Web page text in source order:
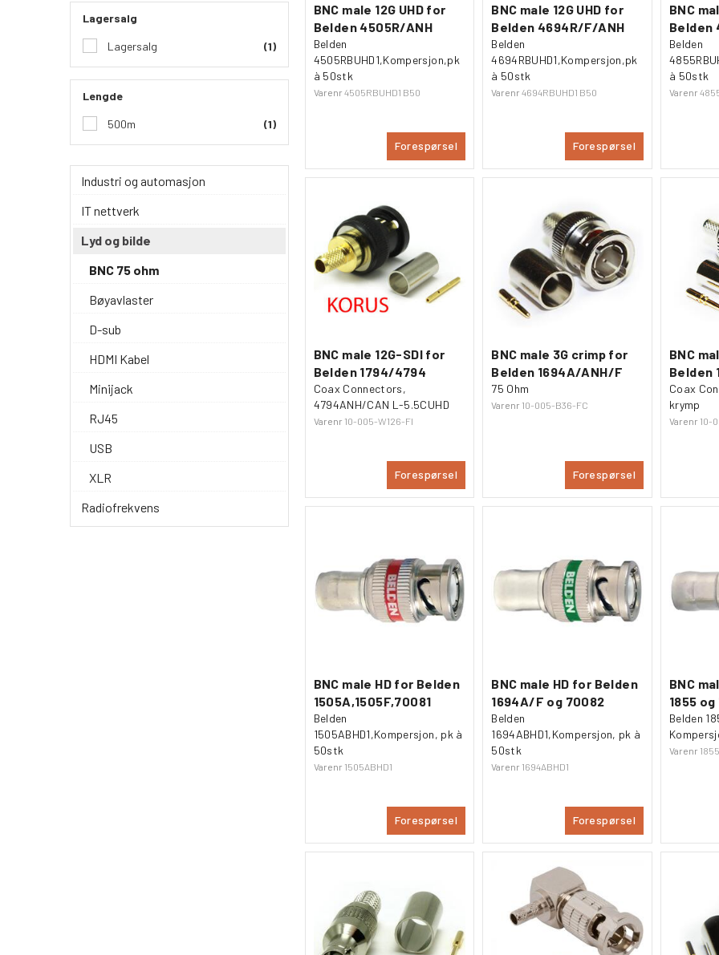
Lagersalg
Lagersalg (1)
Lengde
500m (1)
Industri og automasjon
IT nettverk
Lyd og bilde
BNC 75 ohm
Bøyavlaster
D-sub
HDMI Kabel
Minijack
RJ45
USB
XLR
Radiofrekvens
BNC male 12G UHD for
Belden 4505R/ANH
Belden
4505RBUHD1,Kompersjon,pk
à 50stk
Varenr 4505RBUHD1 B50
Forespørsel
BNC male 12G UHD for
Belden 4694R/F/ANH
Belden
4694RBUHD1,Kompersjon,pk
à 50stk
Varenr 4694RBUHD1 B50
Forespørsel
BNC
Belden
Belden
à 50stk
Varenr
BNC male 12G-SDI for
Belden 1794/4794
Coax Connectors,
4794ANH/CAN L-5.5CUHD
Varenr 10-005-W126-FI
Forespørsel
BNC male 3G crimp for
Belden 1694A/ANH/F
75 Ohm
Varenr 10-005-B36-FC
Forespørsel
BNC
Belden
Coax
krymp
Varenr 10-
BNC male HD for Belden
1505A,1505F,70081
Belden
1505ABHD1,Kompersjon, pk à
50stk
Varenr 1505ABHD1
Forespørsel
BNC male HD for Belden
1694A/F og 70082
Belden
1694ABHD1,Kompersjon, pk à
50stk
Varenr 1694ABHD1
Forespørsel
BNC
1855
Belden
Varenr